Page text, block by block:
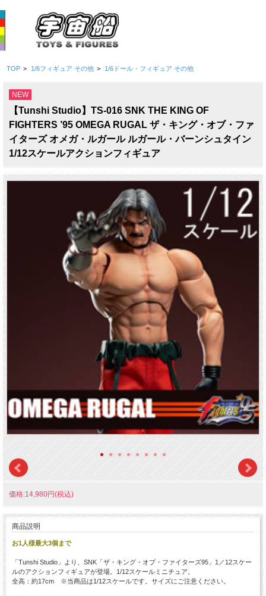
TOP > 1/6フィギュア その他 > 1/6ドール・フィギュア その他
NEW
【Tunshi Studio】TS-016 SNK THE KING OF
FIGHTERS ’95 OMEGA RUGAL ザ・キング・オブ・ファ
イターズ オメガ・ルガール ルガール・バーンシュタイン
1/12スケールアクションフィギュア
価格:14,980円(税込)
商品説明
お1人様最大3個まで
「Tunshi Studio」より、SNK「ザ・キング・オブ・ファイターズ95」1／12スケー
ルのアクションフィギュアが登場。1/12スケールミニチュア。
全高：約17cm ※当商品は1/12スケールです。サイズにご注意ください。